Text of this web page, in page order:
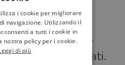
libreria?
per
i tuoi dati.
i cookie per migliorare
navigazione. Utilizzando il
a tutti i cookie in
nostra policy per i cookie.
di più